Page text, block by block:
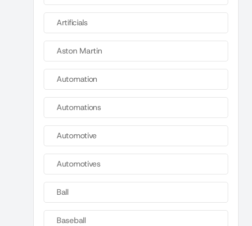
Artificials
Aston Martin
Automation
Automations
Automotive
Automotives
Ball
Baseball